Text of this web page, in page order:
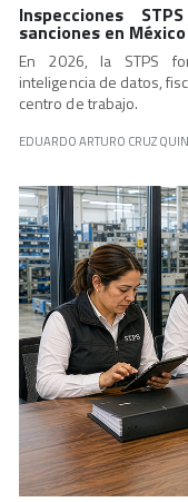
Inspecciones
sanciones en México
En 2026, la STPS
inteligencia de datos,
centro de trabajo.
EDUARDO ARTURO CRUZ